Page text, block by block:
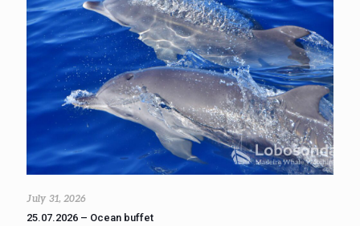
July 31, 2026
25.07.2026 – Ocean buffet